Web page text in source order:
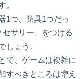
。
1つ、防具1つだっ
サリー」をつける
しょう。
で、ゲームは複雑に
すべきところは増え